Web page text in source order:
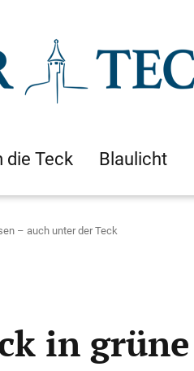
die Teck Blaulicht
– auch unter der Teck
in